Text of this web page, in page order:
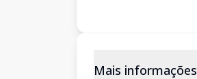
Mais informações